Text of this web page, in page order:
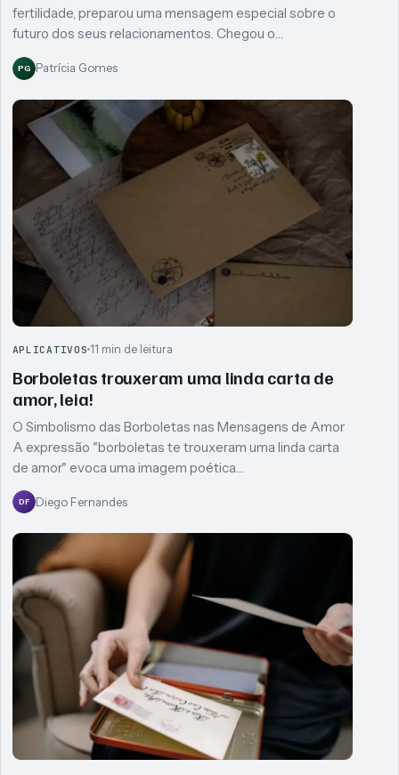
fertilidade, preparou uma mensagem especial sobre o
futuro dos seus relacionamentos. Chegou o…
PG Patrícia Gomes
APLICATIVOS 11 min de leitura
Borboletas trouxeram uma linda carta de
amor, leia!
O Simbolismo das Borboletas nas Mensagens de Amor
A expressão "borboletas te trouxeram uma linda carta
de amor" evoca uma imagem poética…
DF Diego Fernandes